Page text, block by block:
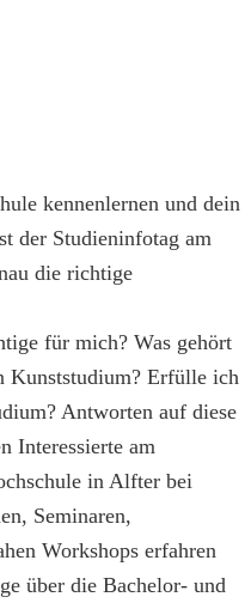
kennenlernen und dein
der Studieninfotag am
die richtige
für mich? Was gehört
Kunststudium? Erfülle ich
Antworten auf diese
Interessierte am
in Alfter bei
Seminaren,
Workshops erfahren
über die Bachelor- und